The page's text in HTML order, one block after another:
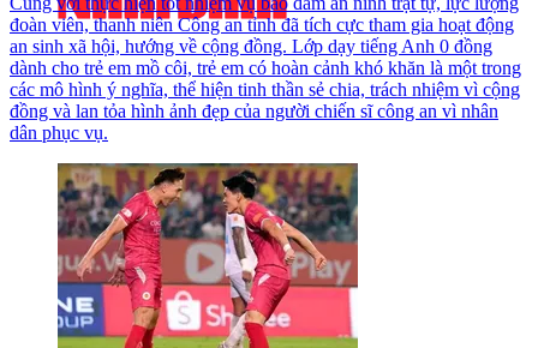
đoàn viên, thanh niên Công an tỉnh đã tích cực tham gia hoạt động
an sinh xã hội, hướng về cộng đồng. Lớp dạy tiếng Anh 0 đồng
dành cho trẻ em mồ côi, trẻ em có hoàn cảnh khó khăn là một trong
các mô hình ý nghĩa, thể hiện tinh thần sẻ chia, trách nhiệm vì cộng
đồng và lan tỏa hình ảnh đẹp của người chiến sĩ công an vì nhân
dân phục vụ.